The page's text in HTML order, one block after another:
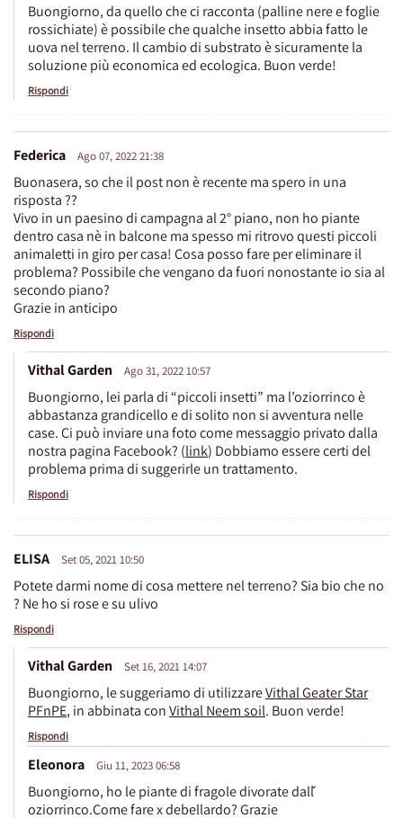
Buongiorno, da quello che ci racconta (palline nere e foglie
rossichiate) è possibile che qualche insetto abbia fatto le
uova nel terreno. Il cambio di substrato è sicuramente la
soluzione più economica ed ecologica. Buon verde!
Rispondi
Federica Ago 07, 2022 21:38
Buonasera, so che il post non è recente ma spero in una
risposta ??
Vivo in un paesino di campagna al 2° piano, non ho piante
dentro casa nè in balcone ma spesso mi ritrovo questi piccoli
animaletti in giro per casa! Cosa posso fare per eliminare il
problema? Possibile che vengano da fuori nonostante io sia al
secondo piano?
Grazie in anticipo
Rispondi
Vithal Garden Ago 31, 2022 10:57
Buongiorno, lei parla di “piccoli insetti” ma l’oziorrinco è
abbastanza grandicello e di solito non si avventura nelle
case. Ci può inviare una foto come messaggio privato dalla
nostra pagina Facebook? (link) Dobbiamo essere certi del
problema prima di suggerirle un trattamento.
Rispondi
ELISA Set 05, 2021 10:50
Potete darmi nome di cosa mettere nel terreno? Sia bio che no
? Ne ho si rose e su ulivo
Rispondi
Vithal Garden Set 16, 2021 14:07
Buongiorno, le suggeriamo di utilizzareVithal Geater Star
PFnPE, in abbinata conVithal Neem soil. Buon verde!
Rispondi
Eleonora Giu 11, 2023 06:58
Buongiorno, ho le piante di fragole divorate dalľ
oziorrinco.Come fare x debellardo? Grazie